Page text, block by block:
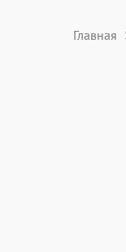
Главная